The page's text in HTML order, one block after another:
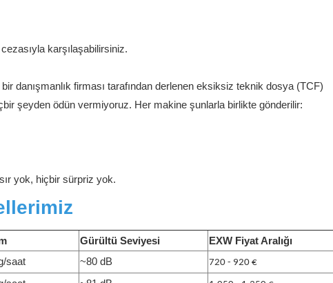
karşılaşabilirsiniz.
danışmanlık firması tarafından derlenen eksiksiz teknik dosya (TCF)
şeyden ödün vermiyoruz. Her makine şunlarla birlikte gönderilir:
yok, hiçbir sürpriz yok.
Gürültü Seviyesi
EXW Fiyat Aralığı
saat ~80 dB 720 - 920 €